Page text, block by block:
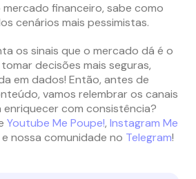
financeiro, sabe como
cenários mais pessimistas.
os sinais que o mercado dá é o
decisões mais seguras,
em dados! Então, antes de
vamos relembrar os canais
com consistência?
Youtube Me Poupe!, Instagram Me
e nossa comunidade no Telegram!